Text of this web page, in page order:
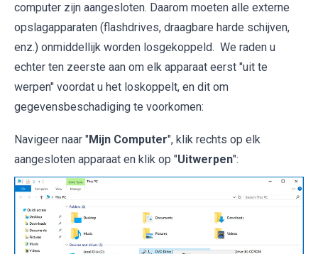
computer zijn aangesloten. Daarom moeten alle externe
opslagapparaten (flashdrives, draagbare harde schijven,
enz.) onmiddellijk worden losgekoppeld. We raden u
echter ten zeerste aan om elk apparaat eerst "uit te
werpen" voordat u het loskoppelt, en dit om
gegevensbeschadiging te voorkomen:
Navigeer naar "Mijn Computer", klik rechts op elk
aangesloten apparaat en klik op "Uitwerpen":